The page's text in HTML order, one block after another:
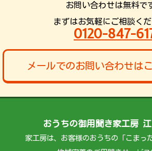
お問い合わせは無料で
まずはお気軽にご相談くだ
0120-847-
メールでのお問い合わせは
おうちの御用聞き家工房
家工房は、お客様のおうちの「こまっ